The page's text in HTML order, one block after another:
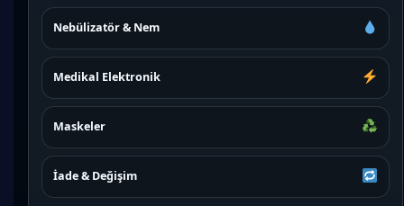
Nebülizatör & Nem
Medikal Elektronik
Maskeler
İade & Değişim